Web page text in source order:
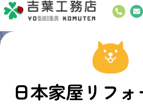
日本家屋リフ